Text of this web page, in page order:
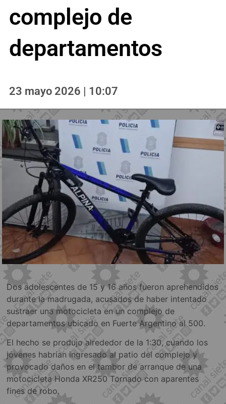
complejo de
departamentos
23 mayo 2026 | 10:07
Dos adolescentes de 15 y 16 años fueron aprehendidos
durante la madrugada, acusados de haber intentado
sustraer una motocicleta en un complejo de
departamentos ubicado en Fuerte Argentino al 500.
El hecho se produjo alrededor de la 1:30, cuando los
jóvenes habrían ingresado al patio del complejo y
provocado daños en el tambor de arranque de una
motocicleta Honda XR250 Tornado con aparentes
fines de robo.